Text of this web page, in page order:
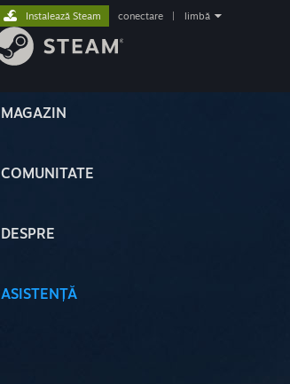
MAGAZIN
COMUNITATE
DESPRE
ASISTENȚĂ
Instalează Steam conectare limbă